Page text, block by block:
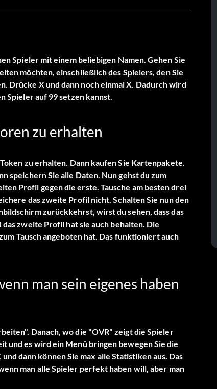
Spieler mit einem beliebigen Namen. Gehen Sie
möchten, einschließlich des Spielers, den Sie
Drücke X und dann noch einmal X. Dadurch wird
Spieler auf 99 setzen kannst.
zu erhalten
zu erhalten. Dann kaufen Sie Kartenpakete.
speichern Sie alle Daten. Nun gehst du zum
Profil gegen die erste. Tausche am besten drei
das zweite Profil nicht. Schalten Sie nun den
zurückkehrst, wirst du sehen, dass das
zweite Profil hat sie auch behalten. Die
Tausch angeboten hat. Das funktioniert auch
man sein eigenes haben
Danach, wo die "OVR" zeigt die Spieler
und es wird ein Menü bringen bewegen Sie die
dann können Sie max alle Statistiken aus. Das
man alle Spieler perfekt haben will, aber man